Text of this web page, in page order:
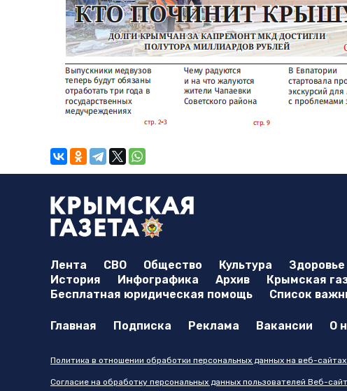
Лента СВО Общество Культура Здоровье
История
Инфографика Архив Крымская
Бесплатная юридическая помощь
Список
Главная Подписка Реклама Вакансии О
Политика в отношении обработки персональных данных на веб-
Согласие на обработку персональных данных пользователей Веб-